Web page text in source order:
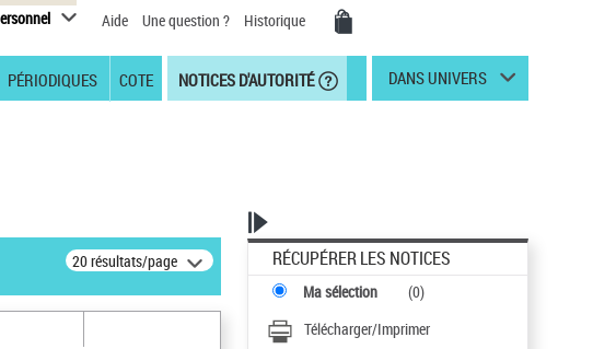
Aide Une question ? Historique
PÉRIODIQUES COTE NOTICES D'AUTORITÉ DANS UNIVERS
20 résultats/page RÉCUPÉRER LES NOTICES
Ma sélection (0)
Télécharger/Imprimer